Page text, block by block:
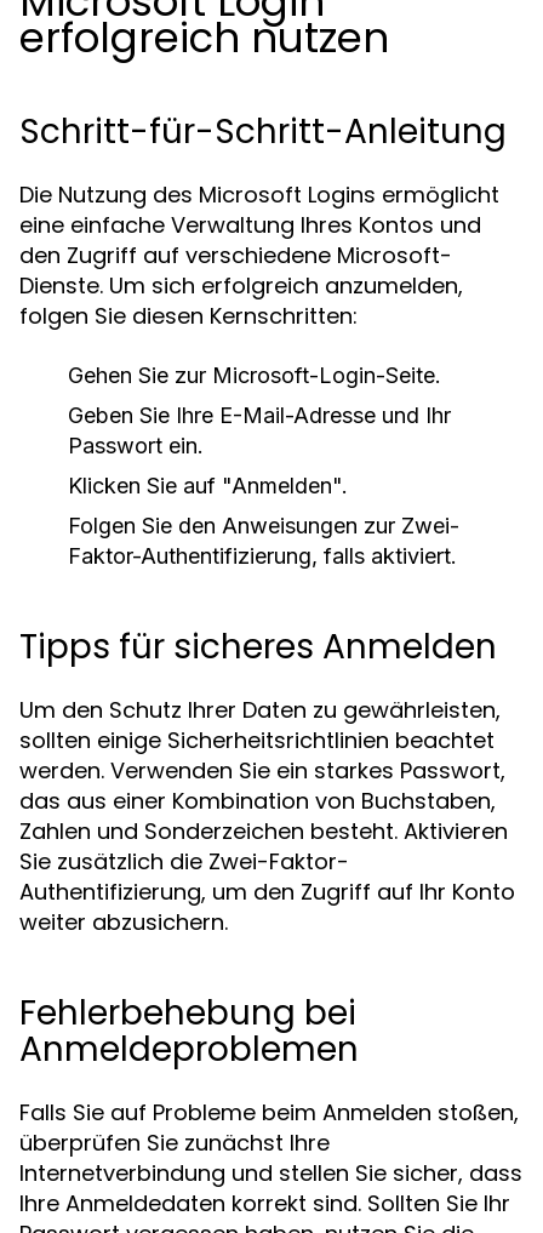
erfolgreich nutzen
Schritt-für-Schritt-Anleitung
Die Nutzung des Microsoft Logins ermöglicht
eine einfache Verwaltung Ihres Kontos und
den Zugriff auf verschiedene Microsoft-
Dienste. Um sich erfolgreich anzumelden,
folgen Sie diesen Kernschritten:
Gehen Sie zur Microsoft-Login-Seite.
Geben Sie Ihre E-Mail-Adresse und Ihr
Passwort ein.
Klicken Sie auf "Anmelden".
Folgen Sie den Anweisungen zur Zwei-
Faktor-Authentifizierung, falls aktiviert.
Tipps für sicheres Anmelden
Um den Schutz Ihrer Daten zu gewährleisten,
sollten einige Sicherheitsrichtlinien beachtet
werden. Verwenden Sie ein starkes Passwort,
das aus einer Kombination von Buchstaben,
Zahlen und Sonderzeichen besteht. Aktivieren
Sie zusätzlich die Zwei-Faktor-
Authentifizierung, um den Zugriff auf Ihr Konto
weiter abzusichern.
Fehlerbehebung bei
Anmeldeproblemen
Falls Sie auf Probleme beim Anmelden stoßen,
überprüfen Sie zunächst Ihre
Internetverbindung und stellen Sie sicher, dass
Ihre Anmeldedaten korrekt sind. Sollten Sie Ihr